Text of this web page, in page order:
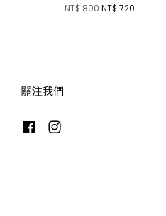
NT$ 800NT$ 720
關注我們
Facebook